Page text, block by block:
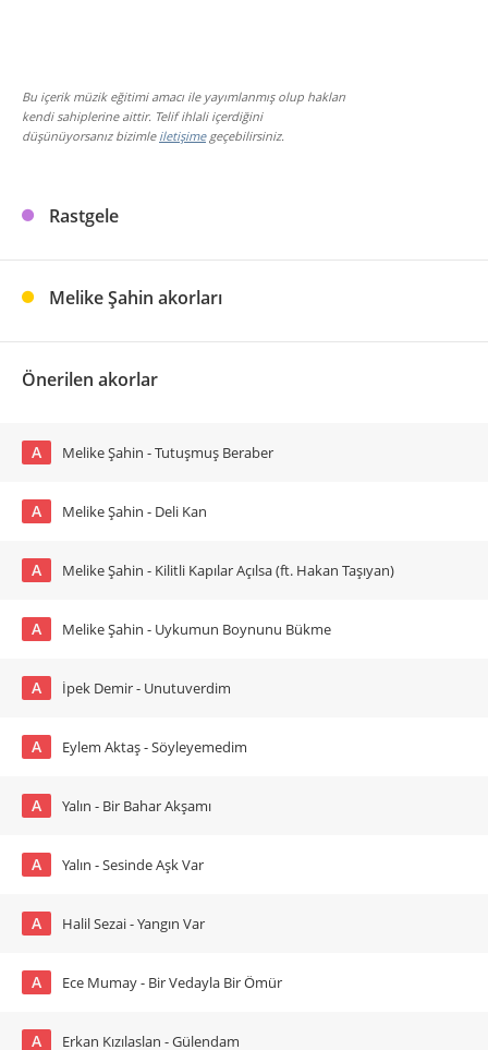
Bu içerik müzik eğitimi amacı ile yayımlanmış olup hakları
kendi sahiplerine aittir. Telif ihlali içerdiğini
düşünüyorsanız bizimle iletişimegeçebilirsiniz.
Rastgele
Melike Şahin akorları
Önerilen akorlar
A Melike Şahin - Tutuşmuş Beraber
A Melike Şahin - Deli Kan
A Melike Şahin - Kilitli Kapılar Açılsa (ft. Hakan Taşıyan)
A Melike Şahin - Uykumun Boynunu Bükme
A İpek Demir - Unutuverdim
A Eylem Aktaş - Söyleyemedim
A Yalın - Bir Bahar Akşamı
A Yalın - Sesinde Aşk Var
A Halil Sezai - Yangın Var
A Ece Mumay - Bir Vedayla Bir Ömür
A Erkan Kızılaslan - Gülendam